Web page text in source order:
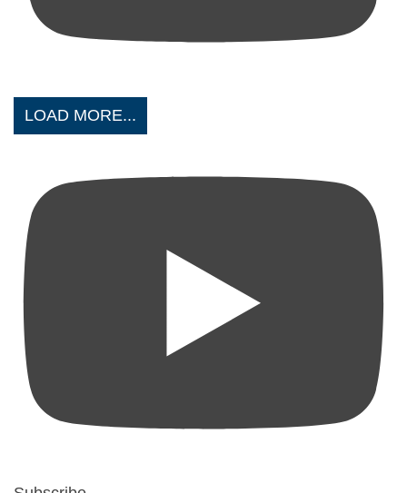
LOAD MORE...